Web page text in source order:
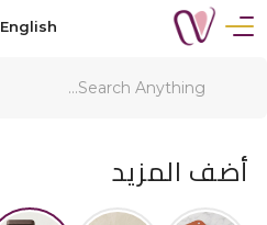
English
أضف المزيد